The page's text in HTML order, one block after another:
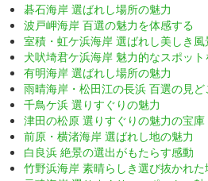
碁石海岸 選ばれし場所の魅力
波戸岬海岸 百選の魅力を体感する
室積・虹ケ浜海岸 選ばれし美しき風
犬吠埼君ケ浜海岸 魅力的なスポット
有明海岸 選ばれし場所の魅力
雨晴海岸・松田江の長浜 百選の見
千鳥ケ浜 選りすぐりの魅力
津田の松原 選りすぐりの魅力の宝庫
前原・横渚海岸 選ばれし地の魅力
白良浜 絶景の選出がもたらす感動
竹野浜海岸 素晴らしき選び抜かれた